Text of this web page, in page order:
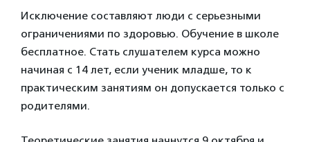
Исключение составляют люди с серьезными
ограничениями по здоровью. Обучение в школе
бесплатное. Стать слушателем курса можно
начиная с 14 лет, если ученик младше, то к
практическим занятиям он допускается только с
родителями.